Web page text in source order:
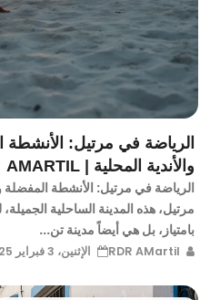
الرياضة في مرتيل: الأنشطة
والأندية المحلية | AMARTIL
الرياضة في مرتيل: الأنشطة المفضلة
مرتيل، هذه المدينة الساحلية
بامتياز، بل هي أيضاً مدينة تن...
الإثنين، 3 فبراير 2025 — 17:53